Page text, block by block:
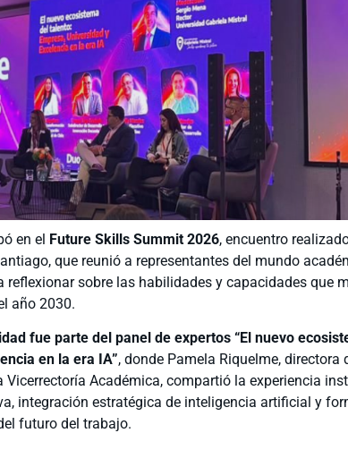
en el Future Skills Summit 2026, encuentro
que reunió a representantes del mundo
sobre las habilidades y capacidades que
año 2030.
fue parte del panel de expertos “El nuevo
en la era IA”, donde Pamela Riquelme, directora
Académica, compartió la experiencia
integración estratégica de inteligencia artificial y
futuro del trabajo.